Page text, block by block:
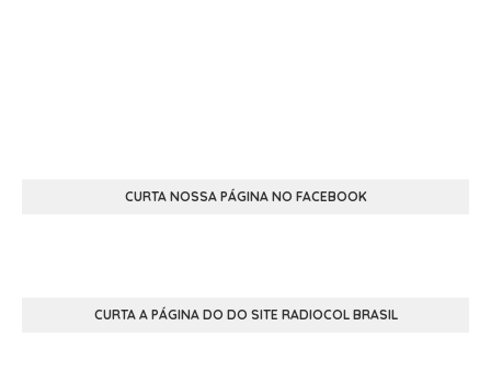
CURTA NOSSA PÁGINA NO FACEBOOK
CURTA A PÁGINA DO DO SITE RADIOCOL BRASIL